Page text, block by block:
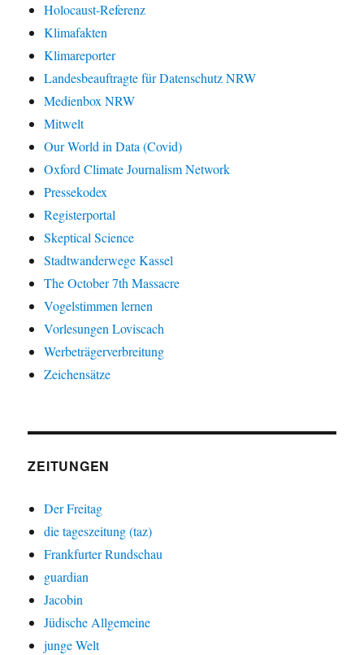
Holocaust-Referenz
Klimafakten
Klimareporter
Landesbeauftragte für Datenschutz NRW
Medienbox NRW
Mitwelt
Our World in Data (Covid)
Oxford Climate Journalism Network
Pressekodex
Registerportal
Skeptical Science
Stadtwanderwege Kassel
The October 7th Massacre
Vogelstimmen lernen
Vorlesungen Loviscach
Werbeträgerverbreitung
Zeichensätze
ZEITUNGEN
Der Freitag
die tageszeitung (taz)
Frankfurter Rundschau
guardian
Jacobin
Jüdische Allgemeine
junge Welt